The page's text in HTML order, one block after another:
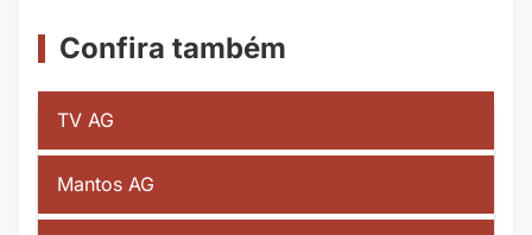
Confira também
TV AG
Mantos AG